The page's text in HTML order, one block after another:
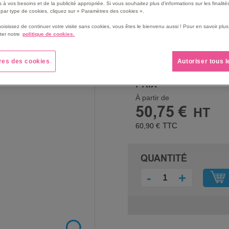
PARFUMS
PRIX
À partir de
50,75 €
60,90 €
QUANTITÉ
- +
à vos besoins et de la publicité appropriée. Si vous souhaitez plus d'informations sur les
type de cookies, cliquez sur « Paramètres des cookies ».
de continuer votre visite sans cookies, vous êtes le bienvenu aussi ! Pour en savoir
notre politique de cookies.
des cookies Autoriser tous